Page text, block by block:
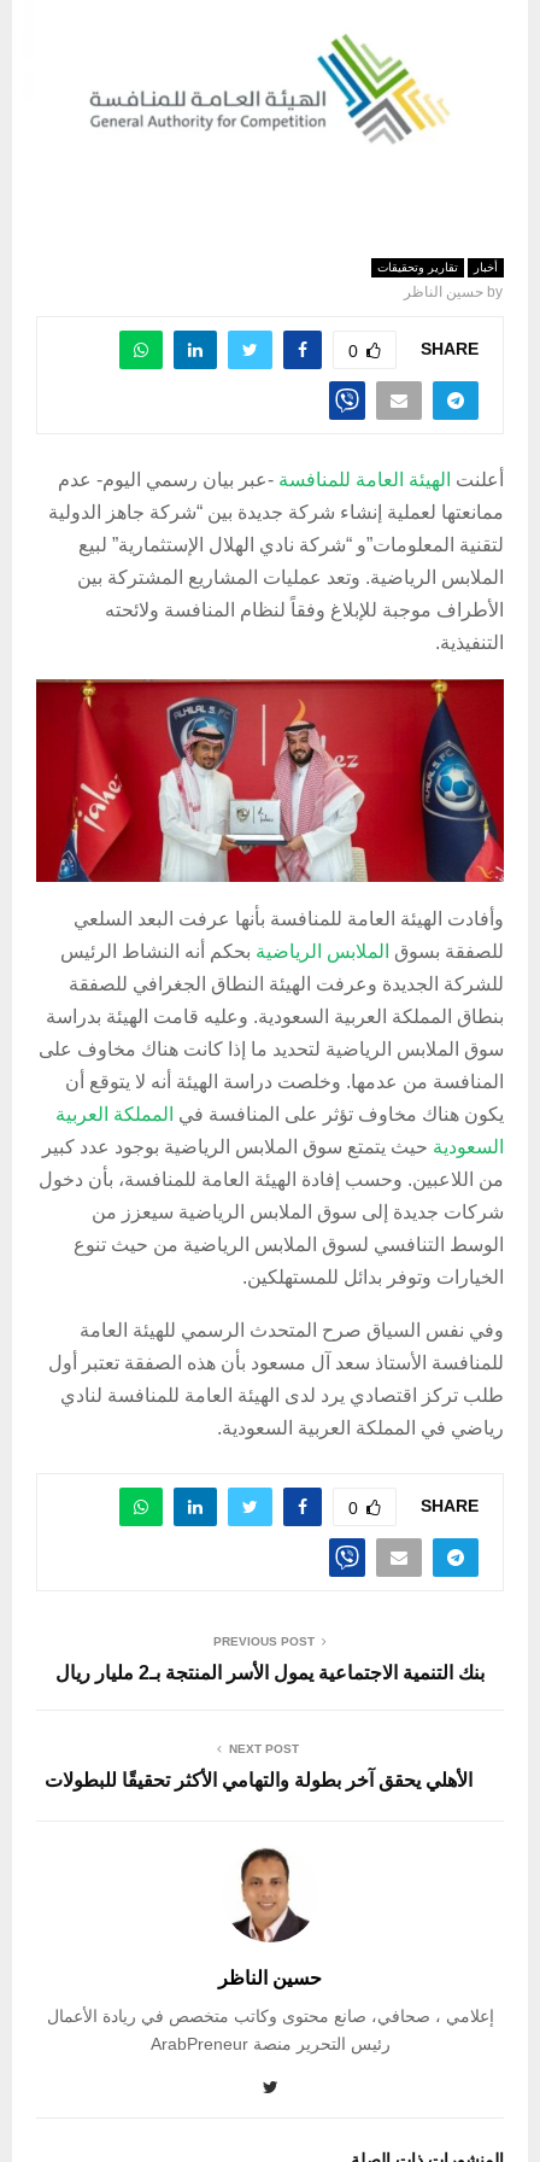
أخبار تقارير وتحقيقات
by حسين الناظر
SHARE
0
أعلنت الهيئة العامة للمنافسة -عبر بيان رسمي اليوم- عدم
ممانعتها لعملية إنشاء شركة جديدة بين “شركة جاهز الدولية
لتقنية المعلومات”و “شركة نادي الهلال الإستثمارية” لبيع
الملابس الرياضية. وتعد عمليات المشاريع المشتركة بين
الأطراف موجبة للإبلاغ وفقاً لنظام المنافسة ولائحته
التنفيذية.
وأفادت الهيئة العامة للمنافسة بأنها عرفت البعد السلعي
للصفقة بسوق الملابس الرياضية بحكم أنه النشاط الرئيس
للشركة الجديدة وعرفت الهيئة النطاق الجغرافي للصفقة
بنطاق المملكة العربية السعودية. وعليه قامت الهيئة بدراسة
سوق الملابس الرياضية لتحديد ما إذا كانت هناك مخاوف على
المنافسة من عدمها. وخلصت دراسة الهيئة أنه لا يتوقع أن
يكون هناك مخاوف تؤثر على المنافسة في المملكة العربية
السعودية حيث يتمتع سوق الملابس الرياضية بوجود عدد كبير
من اللاعبين. وحسب إفادة الهيئة العامة للمنافسة، بأن دخول
شركات جديدة إلى سوق الملابس الرياضية سيعزز من
الوسط التنافسي لسوق الملابس الرياضية من حيث تنوع
الخيارات وتوفر بدائل للمستهلكين.
وفي نفس السياق صرح المتحدث الرسمي للهيئة العامة
للمنافسة الأستاذ سعد آل مسعود بأن هذه الصفقة تعتبر أول
طلب تركز اقتصادي يرد لدى الهيئة العامة للمنافسة لنادي
رياضي في المملكة العربية السعودية.
SHARE
0
PREVIOUS POST
بنك التنمية الاجتماعية يمول الأسر المنتجة بـ2 مليار ريال
NEXT POST
الأهلي يحقق آخر بطولة والتهامي الأكثر تحقيقًا للبطولات
حسين الناظر
إعلامي ، صحافي، صانع محتوى وكاتب متخصص في ريادة الأعمال
رئيس التحرير منصة ArabPreneur